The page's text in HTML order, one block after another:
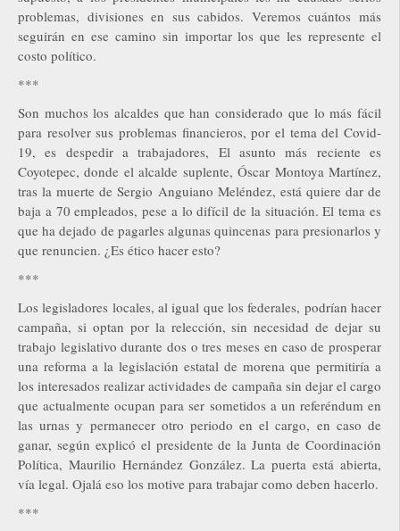
problemas, divisiones en sus cabidos. Veremos cuántos más
seguirán en ese camino sin importar los que les represente el
costo político.
***
Son muchos los alcaldes que han considerado que lo más fácil
para resolver sus problemas financieros, por el tema del Covid-
19, es despedir a trabajadores, El asunto más reciente es
Coyotepec, donde el alcalde suplente, Óscar Montoya Martínez,
tras la muerte de Sergio Anguiano Meléndez, está quiere dar de
baja a 70 empleados, pese a lo difícil de la situación. El tema es
que ha dejado de pagarles algunas quincenas para presionarlos y
que renuncien. ¿Es ético hacer esto?
***
Los legisladores locales, al igual que los federales, podrían hacer
campaña, si optan por la relección, sin necesidad de dejar su
trabajo legislativo durante dos o tres meses en caso de prosperar
una reforma a la legislación estatal de morena que permitiría a
los interesados realizar actividades de campaña sin dejar el cargo
que actualmente ocupan para ser sometidos a un referéndum en
las urnas y permanecer otro periodo en el cargo, en caso de
ganar, según explicó el presidente de la Junta de Coordinación
Política, Maurilio Hernández González. La puerta está abierta,
vía legal. Ojalá eso los motive para trabajar como deben hacerlo.
***